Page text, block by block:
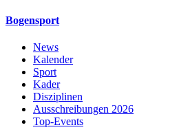
Bogensport
News
Kalender
Sport
Kader
Disziplinen
Ausschreibungen 2026
Top-Events